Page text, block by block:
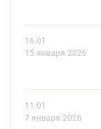
16.01
15 января 2026
11.01
7 января 2026